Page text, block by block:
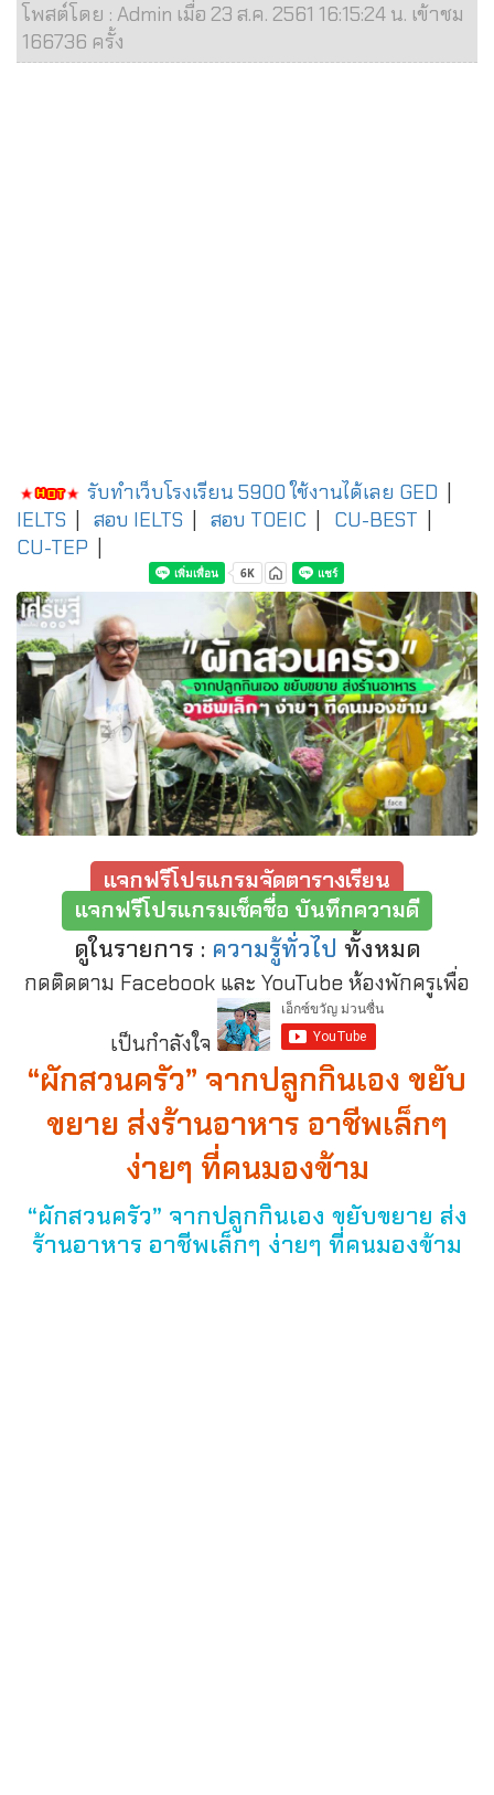
โพสต์โดย : Admin เมื่อ 23 ส.ค. 2561 16:15:24 น. เข้าชม
166736 ครั้ง
รับทำเว็บโรงเรียน 5900 ใช้งานได้เลย GED
IELTS
สอบ IELTS สอบ TOEIC CU-BEST
CU-TEP
แจกฟรีโปรแกรมจัดตารางเรียน
แจกฟรีโปรแกรมเช็คชื่อ บันทึกความดี
ดูในรายการ : ความรู้ทั่วไป ทั้งหมด
กดติดตาม Facebook และ YouTube ห้องพักครูเพื่อ
เป็นกำลังใจ
“ผักสวนครัว” จากปลูกกินเอง ขยับ
ขยาย ส่งร้านอาหาร อาชีพเล็กๆ
ง่ายๆ ที่คนมองข้าม
“ผักสวนครัว” จากปลูกกินเอง ขยับขยาย ส่ง
ร้านอาหาร อาชีพเล็กๆ ง่ายๆ ที่คนมองข้าม